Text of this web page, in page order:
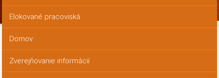
Elokované pracoviská
Domov
Zverejňovanie informácií